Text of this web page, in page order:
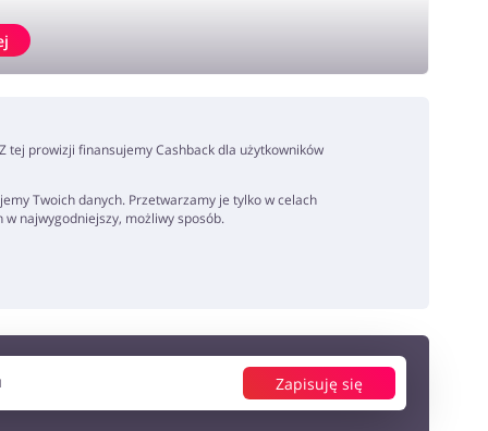
prowizji finansujemy Cashback dla użytkowników
Twoich danych. Przetwarzamy je tylko w celach
najwygodniejszy, możliwy sposób.
Zapisuję się